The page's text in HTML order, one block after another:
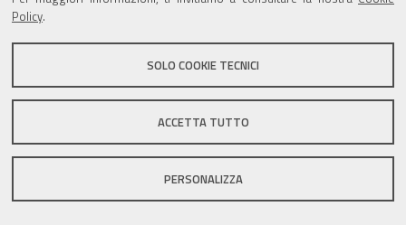
Policy.
SOLO COOKIE TECNICI
ACCETTA TUTTO
PERSONALIZZA
Sito istituzionale Comune di Zola Predosa
DPO|Accessibilità